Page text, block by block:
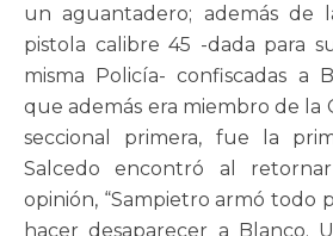
un aguantadero; además de
pistola calibre 45 -dada para
misma Policía- confiscadas a
que además era miembro de la
seccional primera, fue la
Salcedo encontró al
opinión, “Sampietro armó todo
hacer desaparecer a Blanco.